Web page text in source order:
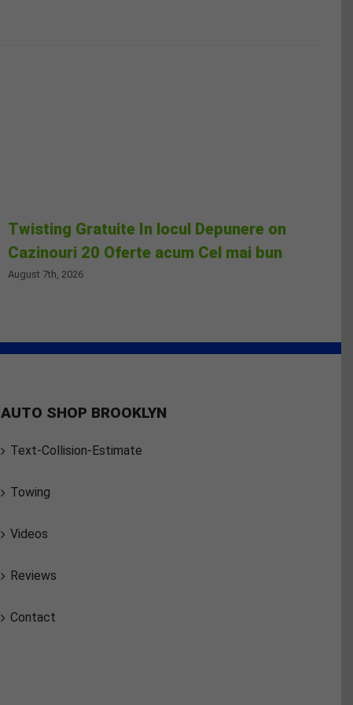
Twisting Gratuite In locul Depunere on
Cazinouri 20 Oferte acum Cel mai bun
August 7th, 2026
AUTO SHOP BROOKLYN
Text-Collision-Estimate
Towing
Videos
Reviews
Contact